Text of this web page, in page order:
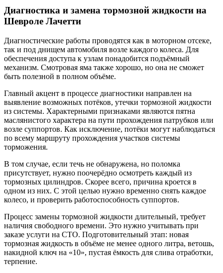
Диагностика и замена тормозной жидкости на
Шевроле Лачетти
Диагностические работы проводятся как в моторном отсеке,
так и под днищем автомобиля возле каждого колеса. Для
обеспечения доступа к узлам понадобится подъёмный
механизм. Смотровая яма также хорошо, но она не сможет
быть полезной в полном объёме.
Главный акцент в процессе диагностики направлен на
выявление возможных потёков, утечки тормозной жидкости
из системы. Характерными признаками являются пятна
маслянистого характера на пути прохождения патрубков или
возле суппортов. Как исключение, потёки могут наблюдаться
по всему маршруту прохождения участков системы
торможения.
В том случае, если течь не обнаружена, но поломка
присутствует, нужно поочерёдно осмотреть каждый из
тормозных цилиндров. Скорее всего, причина кроется в
одном из них. С этой целью нужно временно снять каждое
колесо, и проверить работоспособность суппортов.
Процесс замены тормозной жидкости длительный, требует
наличия свободного времени. Это нужно учитывать при
заказе услуги на СТО. Подготовительный этап: новая
тормозная жидкость в объёме не менее одного литра, ветошь,
накидной ключ на «10», пустая ёмкость для слива отработки,
терпение.